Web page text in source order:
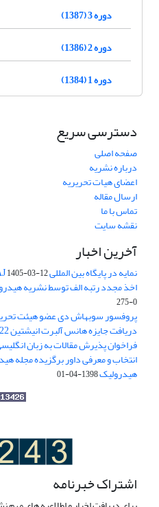
دوره 3 (1387)
دوره 2 (1386)
دوره 1 (1384)
دسترسی سریع
صفحه اصلی
درباره نشریه
اعضای هیات تحریریه
ارسال مقاله
تماس با ما
نقشه سایت
آخرین اخبار
نمایه در پایگاه بین المللی DOAJ1405-03-12
اخذ مجدد رتبه الف توسط نشریه
0-275
پروفسور سوبهاش دی عضو هیئت
دریافت جایزه هانس آلبرت انیشتین 2022
فراخوان پذیرش مقالات به زبان
انتخاب و معرفی داور برگزیده مجله
هیدرولیک1398-04-01
اشتراک خبرنامه